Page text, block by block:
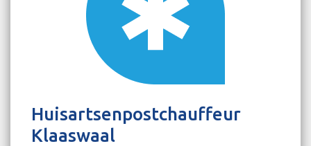
Huisartsenpostchauffeur
Klaaswaal